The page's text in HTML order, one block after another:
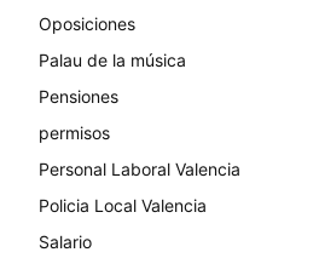
Oposiciones
Palau de la música
Pensiones
permisos
Personal Laboral Valencia
Policia Local Valencia
Salario